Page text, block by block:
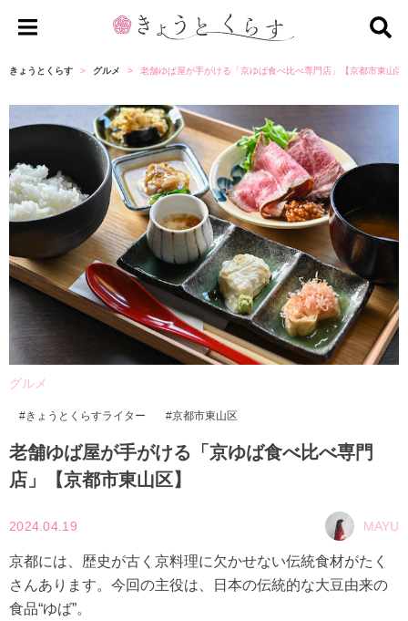
ょ
と
く
ら
す
きょうとくらす グルメ 老舗ゆば屋が手がける「京ゆば食べ比べ専門店」【京都市東山区
グルメ
きょうとくらすライター 京都市東山区
老舗ゆば屋が手がける「京ゆば食べ比べ専門
店」【京都市東山区】
2024.04.19 MAYU
京都には、歴史が古く京料理に欠かせない伝統食材がたく
さんあります。今回の主役は、日本の伝統的な大豆由来の
食品“ゆば”。